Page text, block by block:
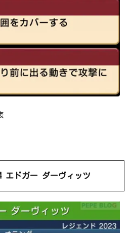
エドガー ダーヴィッツ